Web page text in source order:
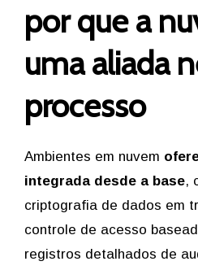
por que a
uma aliada
processo
Ambientes em nuvem
integrada desde a base,
criptografia de dados em
controle de acesso
registros detalhados de